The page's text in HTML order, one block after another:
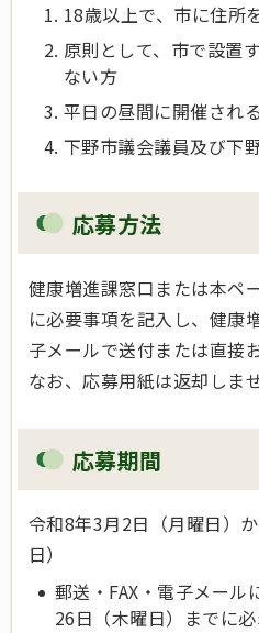
18歳以上で、市に住所
原則として、市で設置
ない方
平日の昼間に開催され
下野市議会議員及び下
応募方法
健康増進課窓口または本ペ
に必要事項を記入し、健康
子メールで送付または直接
なお、応募用紙は返却しま
応募期間
令和8年3月2日（月曜日）
日）
郵送・FAX・電子メール
26日（木曜日）までに